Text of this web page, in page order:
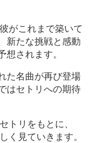
がこれまで築いて
新たな挑戦と感動
されます。
た名曲が再び登場
はセトリへの期待
トリをもとに、
く見ていきます。